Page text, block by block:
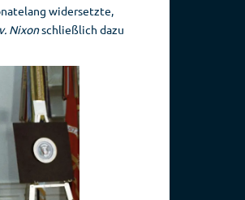
widersetzte,
Nixonschließlich dazu